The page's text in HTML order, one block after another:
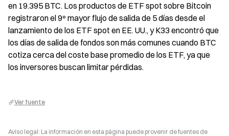
en 19.395 BTC. Los productos de ETF spot sobre Bitcoin
registraron el 9º mayor flujo de salida de 5 días desde el
lanzamiento de los ETF spot en EE. UU., y K33 encontró que
los días de salida de fondos son más comunes cuando BTC
cotiza cerca del coste base promedio de los ETF, ya que
los inversores buscan limitar pérdidas.
Ver fuente
Aviso legal: La información en esta página puede provenir de fuentes de